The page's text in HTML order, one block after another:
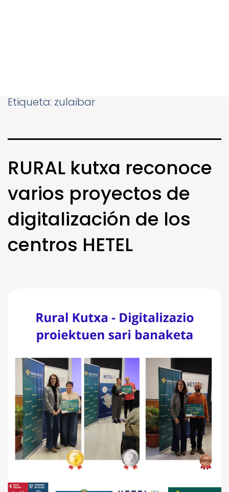
Etiqueta: zulaibar
RURAL kutxa reconoce
varios proyectos de
digitalización de los
centros HETEL